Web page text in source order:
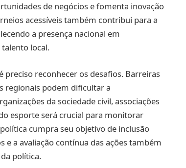
de negócios e fomenta inovação
acessíveis também contribui para a
a presença nacional em
local.
preciso reconhecer os desafios. Barreiras
regionais podem dificultar a
da sociedade civil, associações
esporte será crucial para monitorar
cumpra seu objetivo de inclusão
e a avaliação contínua das ações também
política.